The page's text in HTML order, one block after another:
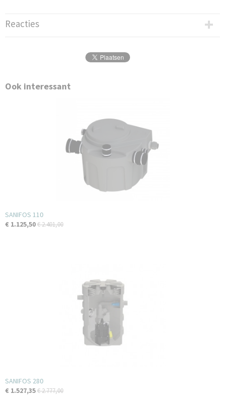
Reacties
Ook interessant
SANIFOS 110
€ 1.125,50€ 2.401,00
SANIFOS 280
€ 1.527,35€ 2.777,00